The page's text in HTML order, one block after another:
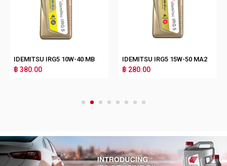
IDEMITSU IRG5 10W-40 MB
฿ 380.00
IDEMITSU IRG5 15W-50 MA2
฿ 280.00
4 5 6 7 8